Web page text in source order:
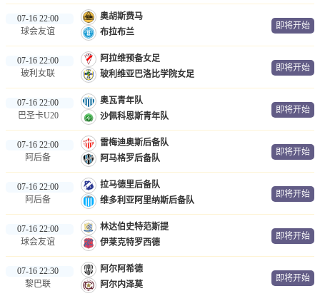
07-16 22:00
球会友谊
奥胡斯费马
布拉布兰
即将开始
07-16 22:00
玻利女联
阿拉维预备女足
玻利维亚巴洛比学院女足
即将开始
07-16 22:00
巴圣卡U20
奥瓦青年队
沙佩科恩斯青年队
即将开始
07-16 22:00
阿后备
雷梅迪奥斯后备队
阿马格罗后备队
即将开始
07-16 22:00
阿后备
拉马德里后备队
维多利亚阿里纳斯后备队
即将开始
07-16 22:00
球会友谊
林达伯史特范斯提
伊莱克特罗西德
即将开始
07-16 22:30
黎巴联
阿尔阿希德
阿尔内泽莫
即将开始